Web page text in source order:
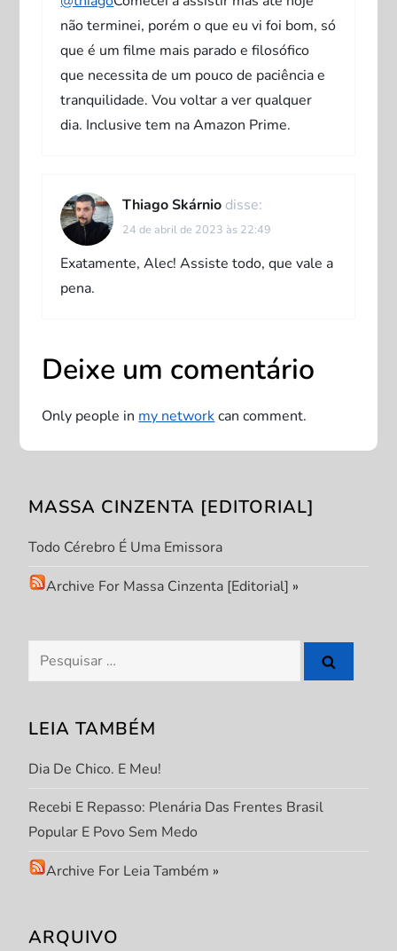
P
não terminei, porém o que eu vi foi bom, só
que é um filme mais parado e filosófico
que necessita de um pouco de paciência e
tranquilidade. Vou voltar a ver qualquer
dia. Inclusive tem na Amazon Prime.
Thiago Skárnio disse:
24 de abril de 2023 às 22:49
Exatamente, Alec! Assiste todo, que vale a
pena.
Deixe um comentário
Only people inmy networkcan comment.
MASSA CINZENTA [EDITORIAL]
Todo Cérebro É Uma Emissora
Archive For Massa Cinzenta [Editorial] »
Pesquisar
por:
LEIA TAMBÉM
Dia De Chico. E Meu!
Recebi E Repasso: Plenária Das Frentes Brasil
Popular E Povo Sem Medo
Archive For Leia Também »
ARQUIVO